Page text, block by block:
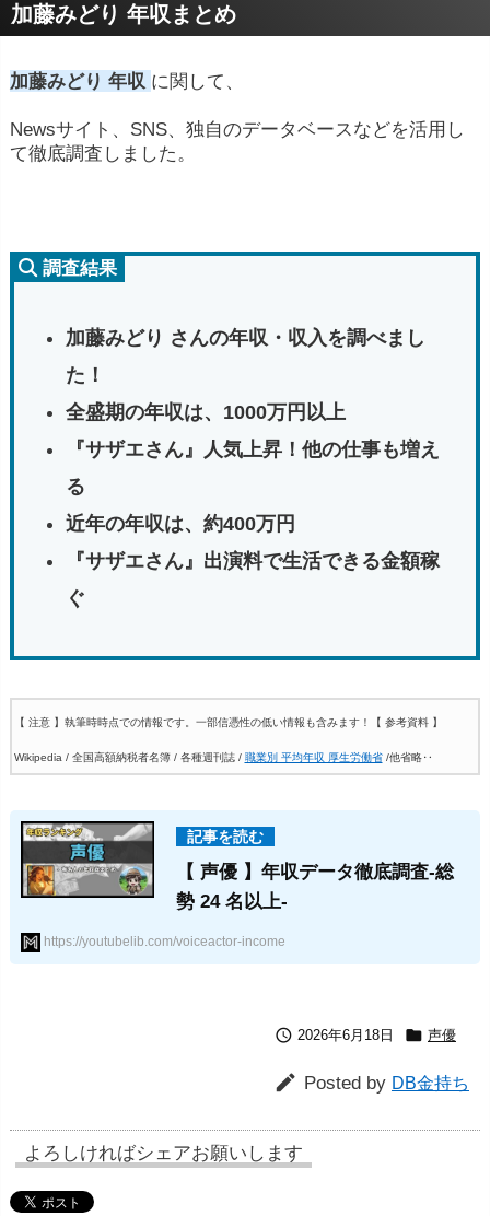
加藤みどり 年収まとめ
加藤みどり 年収 に関して、
Newsサイト、SNS、独自のデータベースなどを活用し
て徹底調査しました。
調査結果
加藤みどり さんの年収・収入を調べまし
た！
全盛期の年収は、1000万円以上
『サザエさん』人気上昇！他の仕事も増え
る
近年の年収は、約400万円
『サザエさん』出演料で生活できる金額稼
ぐ
【 注意 】執筆時時点での情報です。一部信憑性の低い情報も含みます！ 【 参考資料 】
Wikipedia / 全国高額納税者名簿 / 各種週刊誌 / 職業別 平均年収 厚生労働省/他省略‥
【 声優 】年収データ徹底調査-総
勢 24 名以上-
https://youtubelib.com/voiceactor-income
 2026年6月18日  声優
 Posted by DB金持ち
よろしければシェアお願いします